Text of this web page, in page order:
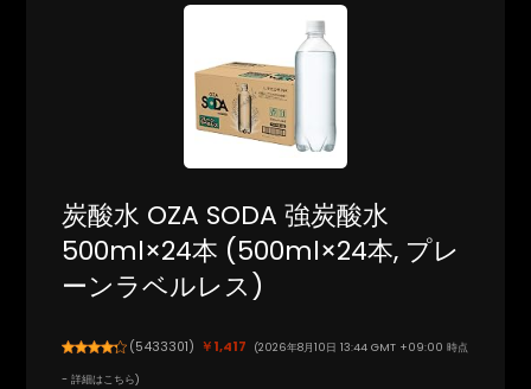
炭酸水 OZA SODA 強炭酸水
500ml×24本 (500ml×24本, プレ
ーンラベルレス)
(5433301) ￥1,417 (2026年8月10日 13:44 GMT +09:00 時点
-詳細はこちら)